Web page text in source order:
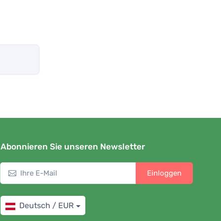
Abonnieren Sie unseren Newsletter
Einloggen
Deutsch / EUR